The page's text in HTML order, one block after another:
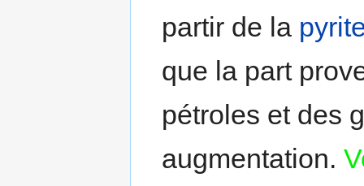
partir de la
que la part
pétroles et des
augmentation.